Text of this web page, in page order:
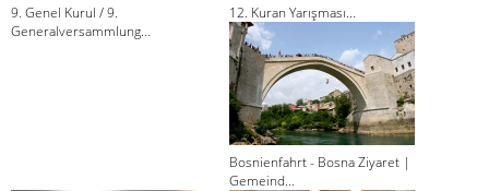
9. Genel Kurul / 9.
Generalversammlung...
12. Kuran Yarışması...
Bosnienfahrt - Bosna Ziyaret |
Gemeind...